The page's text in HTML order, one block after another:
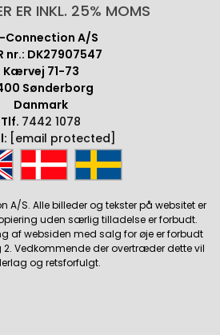
ER INKL. 25% MOMS
Connection A/S
nr.: DK27907547
Kærvej 71-73
Sønderborg
Danmark
Tlf. 7442 1078
[email protected]
S. Alle billeder og tekster på websitet er
uden særlig tilladelse er forbudt.
af websiden med salg for øje er forbudt
2. Vedkommende der overtræder dette vil
og retsforfulgt.